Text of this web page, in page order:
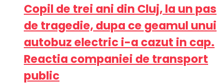
Copil de trei ani din Cluj, la un pas
de tragedie, dupa ce geamul unui
autobuz electric i-a cazut in cap.
Reactia companiei de transport
public